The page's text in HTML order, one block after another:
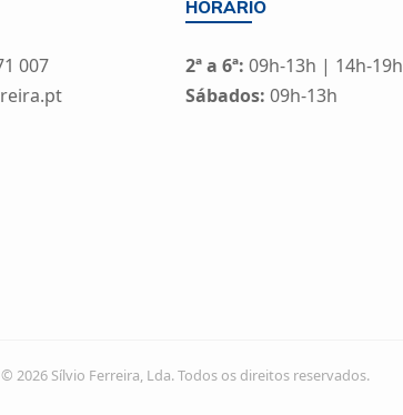
007
HORÁRIO
2ª a 6ª: 09h-13h | 14h-19h
Sábados: 09h-13h
© 2026 Sílvio Ferreira, Lda. Todos os direitos reservados.